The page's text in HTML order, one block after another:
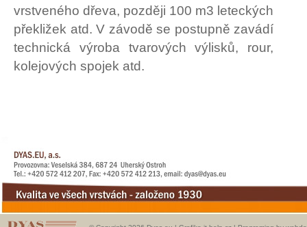
vrstveného dřeva, později 100 m3 leteckých
překližek atd. V závodě se postupně zavádí
technická výroba tvarových výlisků, rour,
kolejových spojek atd.